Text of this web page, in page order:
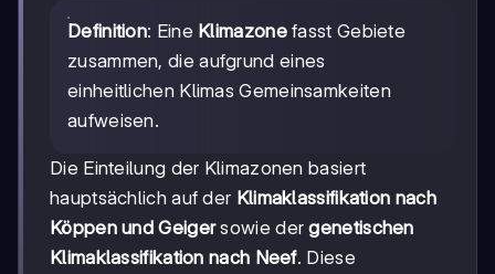
Definition: Eine Klimazonefasst Gebiete
zusammen, die aufgrund eines
einheitlichen Klimas Gemeinsamkeiten
aufweisen.
Die Einteilung der Klimazonen basiert
hauptsächlich auf der Klimaklassifikation nach
Köppen und Geigersowie dergenetischen
Klimaklassifikation nach Neef. Diese